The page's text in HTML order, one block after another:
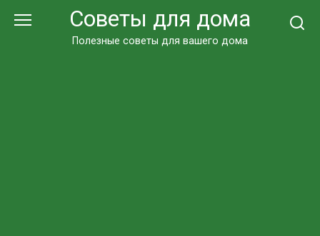
Советы для дома
Полезные советы для вашего дома